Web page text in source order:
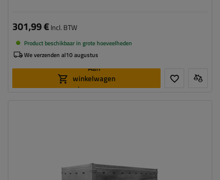
301,99 €Incl. BTW
Product beschikbaar in grote hoeveelheden
We verzenden al10 augustus
Aan
winkelwagen
toevoegen